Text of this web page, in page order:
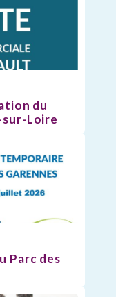
du
Loire
Parc des